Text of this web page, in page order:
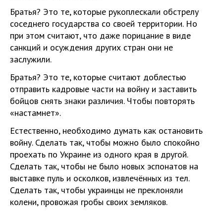
Братья? Это те, которые рукоплескали обстрелу
соседнего государства со своей территории. Но
при этом считают, что даже порицание в виде
санкций и осуждения других стран они не
заслужили.
Братья? Это те, которые считают доблестью
отправить кадровые части на войну и заставить
бойцов снять знаки различия. Чтобы повторять
«настамнет».
Естественно, необходимо думать как остановить
войну. Сделать так, чтобы можно было спокойно
проехать по Украине из одного края в другой.
Сделать так, чтобы не было новых эспонатов на
выставке пуль и осколков, извлечённых из тел.
Сделать так, чтобы украинцы не преклоняли
колени, провожая гробы своих земляков.